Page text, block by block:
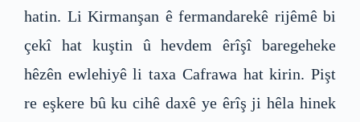
hatin. Li Kirmanşan ê fermandarekê rijêmê bi
çekî hat kuştin û hevdem êrîşî baregeheke
hêzên ewlehiyê li taxa Cafrawa hat kirin. Pişt
re eşkere bû ku cihê daxê ye êrîş ji hêla hinek